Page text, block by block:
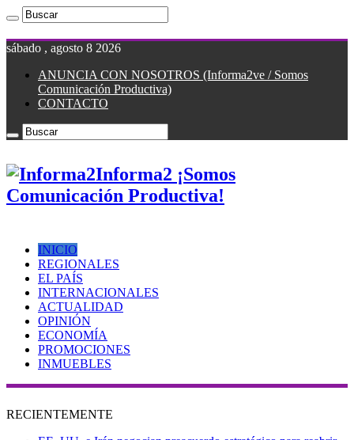
sábado , agosto 8 2026
ANUNCIA CON NOSOTROS (Informa2ve / Somos
Comunicación Productiva)
CONTACTO
Informa2 ¡Somos
Comunicación Productiva!
INICIO
REGIONALES
EL PAÍS
INTERNACIONALES
ACTUALIDAD
OPINIÓN
ECONOMÍA
PROMOCIONES
INMUEBLES
RECIENTEMENTE